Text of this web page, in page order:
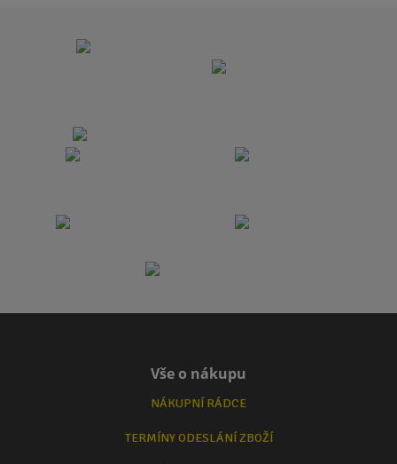
Vše o nákupu
NÁKUPNÍ RÁDCE
TERMÍNY ODESLÁNÍ ZBOŽÍ